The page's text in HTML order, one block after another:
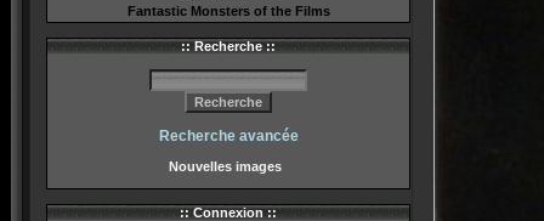
Fantastic Monsters of the Films
:: Recherche ::
Recherche avancée
Nouvelles images
:: Connexion ::